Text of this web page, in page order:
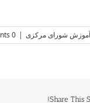
آموزش شورای مرکزی |
0 Comments
Share This